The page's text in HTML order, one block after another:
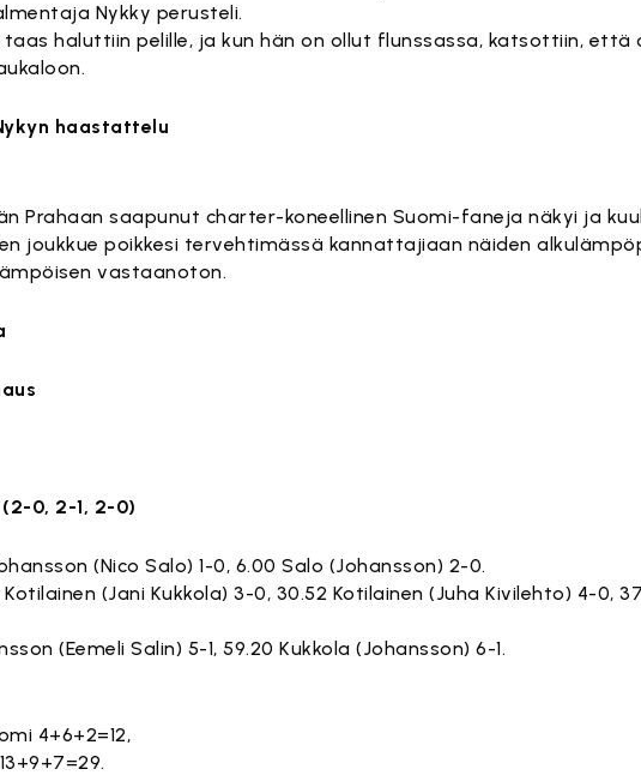
Nykky perusteli.
haluttiin pelille, ja kun hän on ollut flunssassa, katsottiin, että
haastattelu
Hyväksy markkinointievästeet
Prahaan saapunut charter-koneellinen Suomi-faneja näkyi ja
joukkue poikkesi tervehtimässä kannattajiaan näiden
vastaanoton.
0, 2-1, 2-0)
(Nico Salo) 1-0, 6.00 Salo (Johansson) 2-0.
Kotilainen (Jani Kukkola) 3-0, 30.52 Kotilainen (Juha Kivilehto) 4-0,
(Eemeli Salin) 5-1, 59.20 Kukkola (Johansson) 6-1.
4+6+2=12,